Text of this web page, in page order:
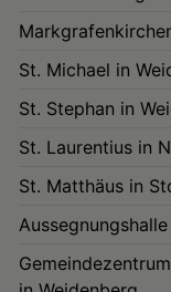
St. Michael in
St. Stephan in
St. Laurentius in
St. Matthäus in